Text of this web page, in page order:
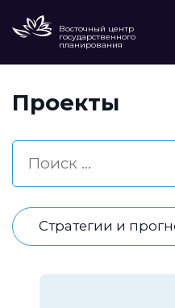
Восточный центр
государственного
планирования
Проекты
Стратегии и